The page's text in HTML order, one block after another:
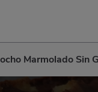
Marmolado Sin